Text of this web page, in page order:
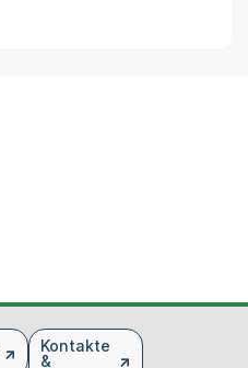
Kontakte
&